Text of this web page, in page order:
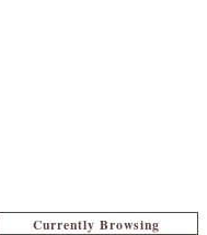
Currently Browsing